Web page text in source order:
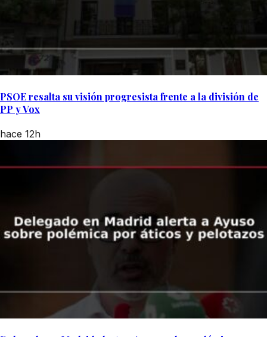
PSOE resalta su visión progresista frente a la división de
PP y Vox
hace 12h